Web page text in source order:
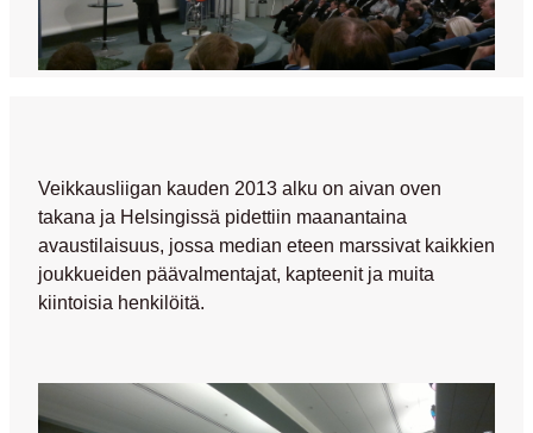
Veikkausliigan kauden 2013 alku on aivan oven
takana ja Helsingissä pidettiin maanantaina
avaustilaisuus, jossa median eteen marssivat kaikkien
joukkueiden päävalmentajat, kapteenit ja muita
kiintoisia henkilöitä.